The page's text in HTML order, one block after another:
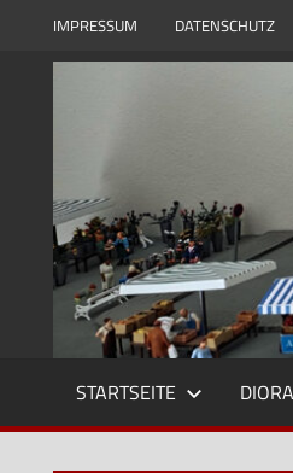
IMPRESSUM DATENSCHUTZ
Modell
1zu87,
Eisenbahn
und
Reisebilder
STARTSEITE